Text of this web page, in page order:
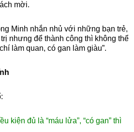
mời.
Minh nhắn nhủ với những bạn trẻ,
nhưng để thành công thì không thể
làm quan, có gan làm giàu”.
kiện đủ là “máu lửa”, “có gan” thì